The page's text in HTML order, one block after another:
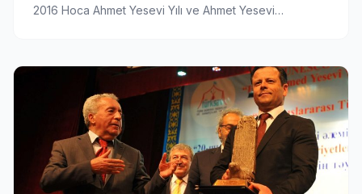
2016 Hoca Ahmet Yesevi Yılı ve Ahmet Yesevi